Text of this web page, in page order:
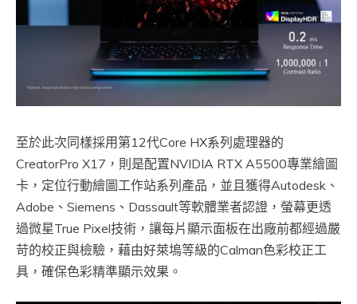
至於此次同樣採用第12代Core HX系列處理器的
CreatorPro X17，則是配置NVIDIA RTX A5500專業繪圖
卡，定位行動繪圖工作站系列產品，並且獲得Autodesk、
Adobe、Siemens、Dassault等軟體業者認證，螢幕更透
過微星True Pixel技術，讓每片顯示面板在出廠前都經過嚴
苛的校正與檢驗，藉由好萊塢等級的Calman色彩校正工
具，確保色彩精準顯示效果。